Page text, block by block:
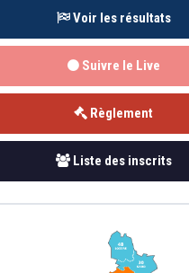
Voir les résultats
Suivre le Live
Règlement
Liste des inscrits